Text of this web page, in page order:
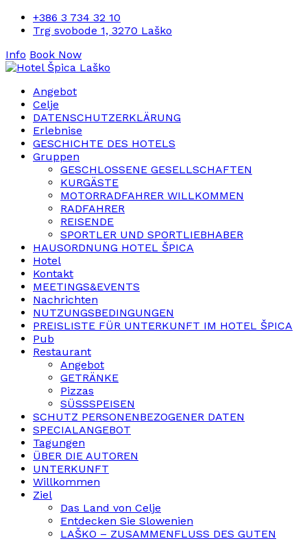
+386 3 734 32 10
Trg svobode 1, 3270 Laško
Info Book Now
Angebot
Celje
DATENSCHUTZERKLÄRUNG
Erlebnise
GESCHICHTE DES HOTELS
Gruppen
GESCHLOSSENE GESELLSCHAFTEN
KURGÄSTE
MOTORRADFAHRER WILLKOMMEN
RADFAHRER
REISENDE
SPORTLER UND SPORTLIEBHABER
HAUSORDNUNG HOTEL ŠPICA
Hotel
Kontakt
MEETINGS&EVENTS
Nachrichten
NUTZUNGSBEDINGUNGEN
PREISLISTE FÜR UNTERKUNFT IM HOTEL ŠPICA
Pub
Restaurant
Angebot
GETRÄNKE
Pizzas
SÜSSSPEISEN
SCHUTZ PERSONENBEZOGENER DATEN
SPECIALANGEBOT
Tagungen
ÜBER DIE AUTOREN
UNTERKUNFT
Willkommen
Ziel
Das Land von Celje
Entdecken Sie Slowenien
LAŠKO – ZUSAMMENFLUSS DES GUTEN